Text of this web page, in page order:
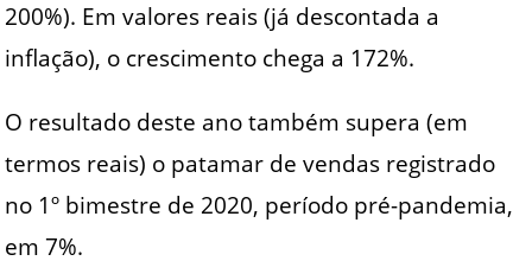
200%). Em valores reais (já descontada a
inflação), o crescimento chega a 172%.
O resultado deste ano também supera (em
termos reais) o patamar de vendas registrado
no 1º bimestre de 2020, período pré-pandemia,
em 7%.